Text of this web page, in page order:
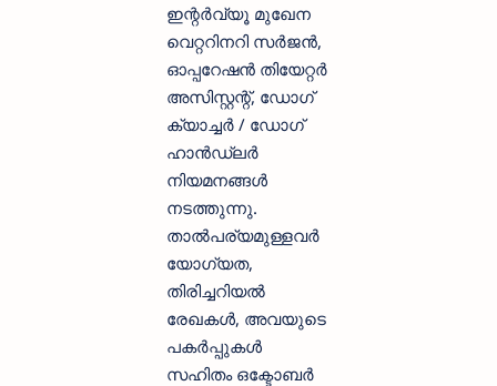
ഇന്റർവ്യൂ മുഖേന
വെറ്ററിനറി സർജൻ,
ഓപ്പറേഷൻ തിയേറ്റർ
അസിസ്റ്റന്റ്, ഡോഗ്
ക്യാച്ചർ / ഡോഗ്
ഹാൻഡ്ലർ
നിയമനങ്ങൾ
നടത്തുന്നു.
താൽപര്യമുള്ളവർ
യോഗ്യത,
തിരിച്ചറിയൽ
രേഖകൾ, അവയുടെ
പകർപ്പുകൾ
സഹിതം ഒക്ടോബർ